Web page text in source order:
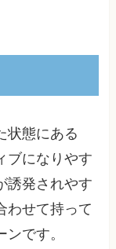
状態にある
ブになりやす
誘発されやす
わせて持って
です。